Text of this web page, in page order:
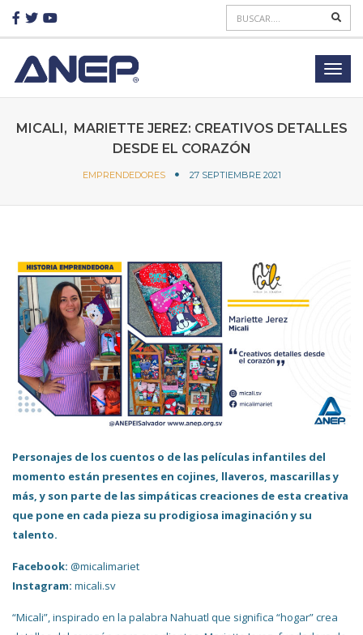
MICALI, MARIETTE JEREZ: CREATIVOS DETALLES
DESDE EL CORAZÓN
EMPRENDEDORES 27 SEPTIEMBRE 2021
Personajes de los cuentos o de las películas infantiles del
momento están presentes en cojines, llaveros, mascarillas y
más, y son parte de las simpáticas creaciones de esta creativa
que pone en cada pieza su prodigiosa imaginación y su
talento.
Facebook: @micalimariet
Instagram: micali.sv
“Micali”, inspirado en la palabra Nahuatl que significa “hogar” crea